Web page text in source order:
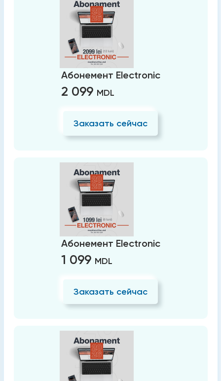
Абонемент Electronic
2 099 MDL
Заказать сейчас
Абонемент Electronic
1 099 MDL
Заказать сейчас